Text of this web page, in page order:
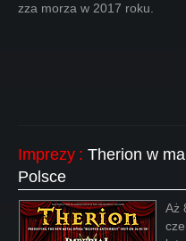
zza morza w 2017 roku.
Imprezy : Therion w
Polsce
Aż